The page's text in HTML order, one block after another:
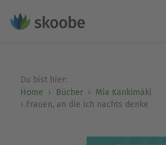
Du bist hier:
Home
Bücher
Mia Kankimäki
Frauen, an die ich nachts denke